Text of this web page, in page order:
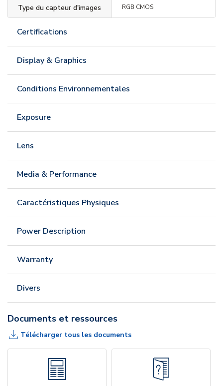
Type du capteur d'images RGB CMOS
Certifications
Display & Graphics
Conditions Environnementales
Exposure
Lens
Media & Performance
Caractéristiques Physiques
Power Description
Warranty
Divers
Documents et ressources
Télécharger tous les documents